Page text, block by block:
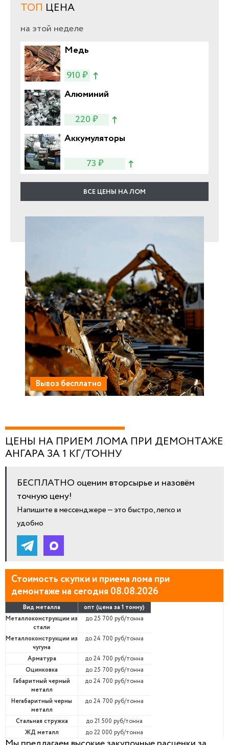
Вывоз бесплатно
ТОП ЦЕНА
на этой неделе
Медь
910 ₽
Алюминий
220 ₽
Аккумуляторы
73 ₽
ВСЕ ЦЕНЫ НА ЛОМ
ЦЕНЫ НА ПРИЕМ ЛОМА ПРИ ДЕМОНТАЖЕ
АНГАРА ЗА 1 КГ/ТОННУ
БЕСПЛАТНО оценим вторсырье и назовём
точную цену!
Напишите в мессенджере — это быстро, легко и
удобно
Стоимость скупки и приема лома при
демонтаже на сегодня 08.08.2026
Вид металла
опт (цена за 1 тонну)
Металлоконструкции из
стали
до 25 700 руб/тонна
Металлоконструкции из
чугуна
до 24 700 руб/тонна
Арматура
до 24 700 руб/тонна
Оцинковка
до 25 700 руб/тонна
Габаритный черный
металл
до 24 700 руб/тонна
Негабаритный черны
металл
до 24 700 руб/тонна
Стальная стружка
до 21 500 руб/тонна
ЖД металл
до 22 000 руб/тонна